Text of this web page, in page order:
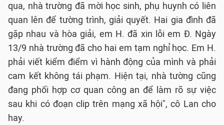
qua, nhà trường đã mời học sinh, phụ huynh có liên
quan lên để tường trình, giải quyết. Hai gia đình đã
gặp nhau và hòa giải, em H. đã xin lỗi em Đ. Ngày
13/9 nhà trường đã cho hai em tạm nghỉ học. Em H.
phải viết kiểm điểm vì hành động của mình và phải
cam kết không tái phạm. Hiện tại, nhà tường cũng
đang phối hợp cơ quan công an để làm rõ sự việc
sau khi có đoạn clip trên mạng xã hội", cô Lan cho
hay.